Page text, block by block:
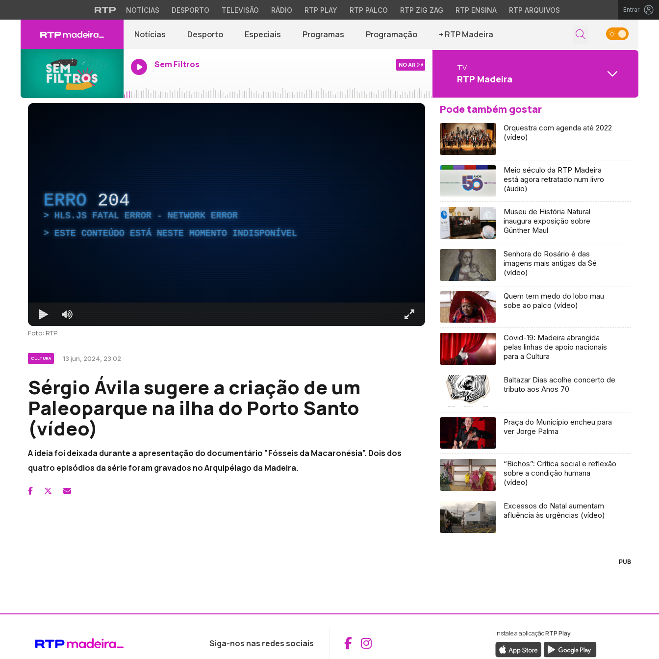
NOTÍCIAS DESPORTO TELEVISÃO RÁDIO RTP PLAY RTP PALCO RTP ZIG ZAG RTP ENSINA RTP ARQUIVOS Entrar
Notícias Desporto Especiais Programas Programação + RTP Madeira
Sem Filtros NO AR TV
RTP Madeira
ERRO 204
HLS.JS FATAL ERROR - NETWORK ERROR
ESTE CONTEÚDO ESTÁ NESTE MOMENTO INDISPONÍVEL
Foto: RTP
CULTURA 13 jun, 2024, 23:02
Sérgio Ávila sugere a criação de um
Paleoparque na ilha do Porto Santo
(vídeo)
A ideia foi deixada durante a apresentação do documentário "Fósseis da Macaronésia". Dois dos
quatro episódios da série foram gravados no Arquipélago da Madeira.
Pode também gostar
Orquestra com agenda até 2022
(vídeo)
Meio século da RTP Madeira
está agora retratado num livro
(áudio)
Museu de História Natural
inaugura exposição sobre
Günther Maul
Senhora do Rosário é das
imagens mais antigas da Sé
(vídeo)
Quem tem medo do lobo mau
sobe ao palco (vídeo)
Covid-19: Madeira abrangida
pelas linhas de apoio nacionais
para a Cultura
Baltazar Dias acolhe concerto de
tributo aos Anos 70
Praça do Município encheu para
ver Jorge Palma
“Bichos”: Crítica social e reflexão
sobre a condição humana
(vídeo)
Excessos do Natal aumentam
afluência às urgências (vídeo)
PUB
Siga-nos nas redes sociais Aceder ao Facebook da RTP Madeira
Aceder ao Instagram da RTP Madeira
Instale a aplicaçãoRTP Play